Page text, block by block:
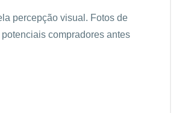
percepção visual. Fotos de
compradores antes